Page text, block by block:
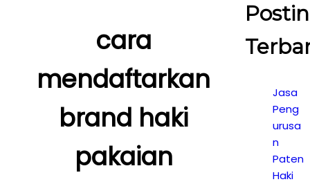
cara
mendaftarkan
brand haki
pakaian
Jasa
Peng
urusa
n
Paten
Haki